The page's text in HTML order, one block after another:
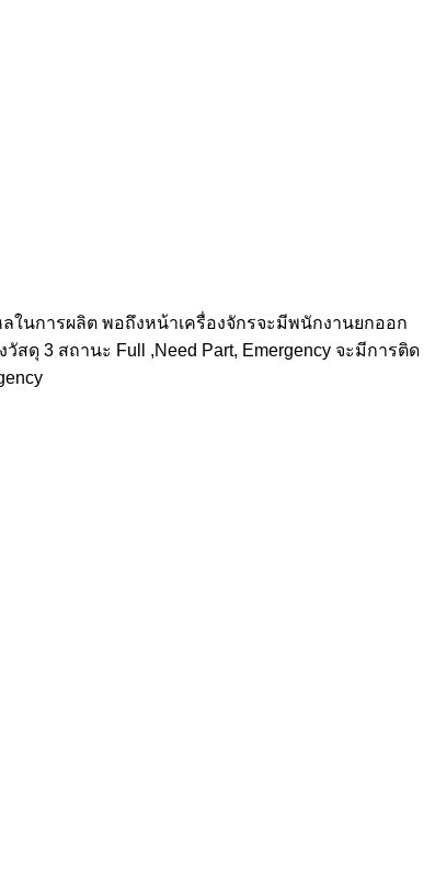
ในการผลิต พอถึงหน้าเครื่องจักรจะมีพนักงานยกออก
ดุ 3 สถานะ Full ,Need Part, Emergency จะมีการติด